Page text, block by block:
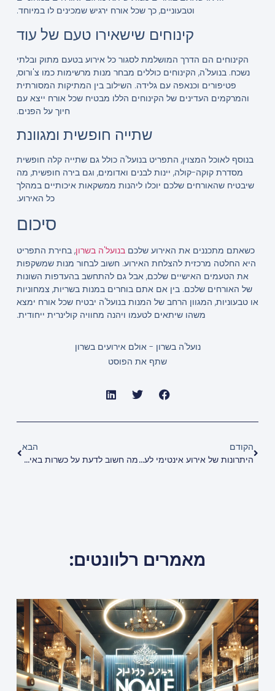
וטבעוניים, כך שכל אורח ירגיש שמכינים לו במיוחד.
קינוחים שישאירו טעם של עוד
הקינוחים הם הדרך המושלמת לסגור כל אירוע בטעם מתוק ובלתי
נשכח. בנועל'ה, הקינוחים כוללים מבחר מנות מרשימות כמו צ'ורוס,
פטיפורים וכנאפה עם גלידה. השילוב בין המתיקות המסורתית
והמרקמים העדינים של הקינוחים הללו מבטיח שכל אורח ייצא עם
חיוך על הפנים.
שתייה חופשית ומגוונת
בנוסף לאוכל המצוין, התפריט בנועל'ה כולל גם שתייה קלה חופשית
מסדרת קוקה-קולה, יינות לבנים ואדומים, וגם בירה חופשית, מה
שיבטיח שהאורחים שלכם יוכלו ליהנות ממשקאות איכותיים במהלך
כל האירוע.
סיכום
כשאתם מתכננים את האירוע שלכםבנועל'ה בשרון, בחירת התפריט
היא החלטה מרכזית להצלחת האירוע. חשוב לבחור מנות שמשקפות
את הטעמים האישיים שלכם, אבל גם להתחשב בהעדפות השונות
של האורחים שלכם. בין אם אתם בוחרים במנות בשריות, צמחוניות
או טבעוניות, המגוון הרחב של המנות בנועל'ה יבטיח שכל אורח ימצא
משהו שיתאים לטעמו ויהנה מחוויה קולינרית ייחודית.
נועל'ה בשרון - אולם אירועים בשרון
שתף את הפוסט
הקודם
היתרונות של אירוע אינטימי לעומת אירוע גדול
הבא
מה חשוב לדעת על כשרות באירועים?
מאמרים רלוונטים: